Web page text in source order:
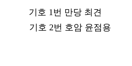
기호 1번 만당 최견
기호 2번 호암 윤점용